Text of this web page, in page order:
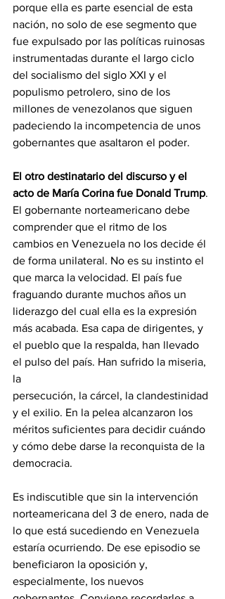
porque ella es parte esencial de esta
nación, no solo de ese segmento que
fue expulsado por las políticas ruinosas
instrumentadas durante el largo ciclo
del socialismo del siglo XXI y el
populismo petrolero, sino de los
millones de venezolanos que siguen
padeciendo la incompetencia de unos
gobernantes que asaltaron el poder.
El otro destinatario del discurso y el
acto de María Corina fue Donald Trump.
El gobernante norteamericano debe
comprender que el ritmo de los
cambios en Venezuela no los decide él
de forma unilateral. No es su instinto el
que marca la velocidad. El país fue
fraguando durante muchos años un
liderazgo del cual ella es la expresión
más acabada. Esa capa de dirigentes, y
el pueblo que la respalda, han llevado
el pulso del país. Han sufrido la miseria,
la
persecución, la cárcel, la clandestinidad
y el exilio. En la pelea alcanzaron los
méritos suficientes para decidir cuándo
y cómo debe darse la reconquista de la
democracia.
Es indiscutible que sin la intervención
norteamericana del 3 de enero, nada de
lo que está sucediendo en Venezuela
estaría ocurriendo. De ese episodio se
beneficiaron la oposición y,
especialmente, los nuevos